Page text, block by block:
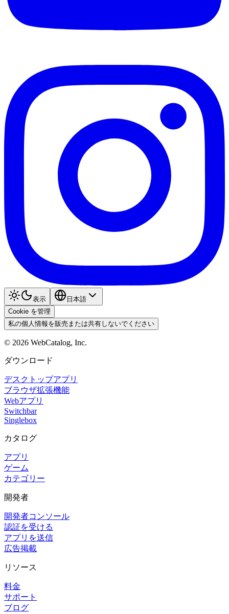
表示
日本語
Cookie を管理
私の個人情報を販売または共有しないでください
© 2026 WebCatalog, Inc.
ダウンロード
デスクトップアプリ
ブラウザ拡張機能
Webアプリ
Switchbar
Singlebox
カタログ
アプリ
ゲーム
カテゴリー
開発者
開発者コンソール
認証を受ける
アプリを送信
広告掲載
リソース
料金
サポート
ブログ